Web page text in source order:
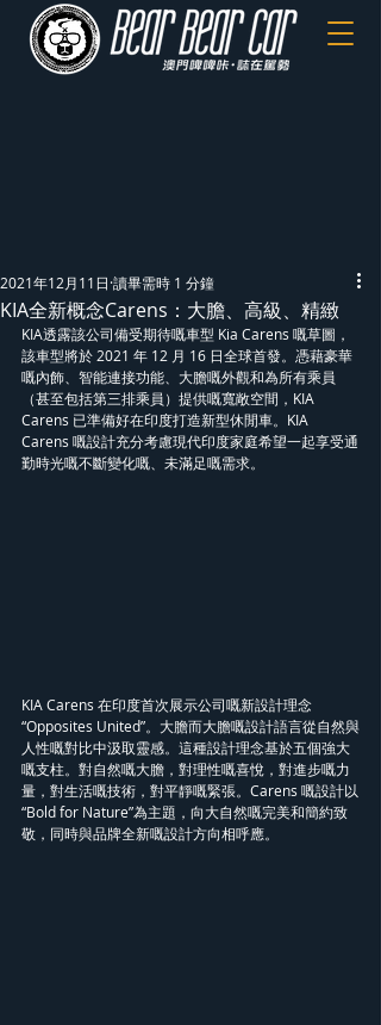
KIA全新概念Carens：大膽、高級、精緻
2021年12月11日 讀畢需時 1 分鐘
KIA透露該公司備受期待嘅車型 Kia Carens 嘅草圖，
該車型將於 2021 年 12 月 16 日全球首發。憑藉豪華
嘅內飾、智能連接功能、大膽嘅外觀和為所有乘員
（甚至包括第三排乘員）提供嘅寬敞空間，KIA
Carens 已準備好在印度打造新型休閒車。KIA
Carens 嘅設計充分考慮現代印度家庭希望一起享受通
勤時光嘅不斷變化嘅、未滿足嘅需求。
KIA Carens 在印度首次展示公司嘅新設計理念
“Opposites United”。大膽而大膽嘅設計語言從自然與
人性嘅對比中汲取靈感。這種設計理念基於五個強大
嘅支柱。對自然嘅大膽，對理性嘅喜悅，對進步嘅力
量，對生活嘅技術，對平靜嘅緊張。Carens 嘅設計以
“Bold for Nature”為主題，向大自然嘅完美和簡約致
敬，同時與品牌全新嘅設計方向相呼應。